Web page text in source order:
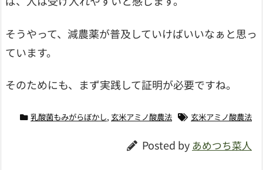
そうやって、減農薬が普及していけばいいなぁと思っ
ています。
そのためにも、まず実践して証明が必要ですね。
乳酸菌もみがらぼかし, 玄米アミノ酸農法 玄米アミノ酸農法
Posted by あめつち菜人